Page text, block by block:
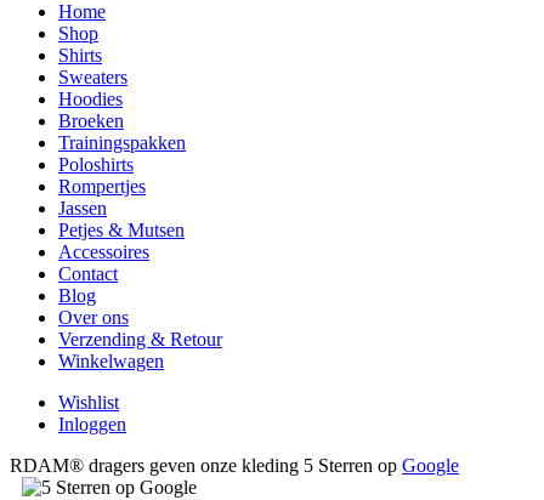
Home
Shop
Shirts
Sweaters
Hoodies
Broeken
Trainingspakken
Poloshirts
Rompertjes
Jassen
Petjes & Mutsen
Accessoires
Contact
Blog
Over ons
Verzending & Retour
Winkelwagen
Wishlist
Inloggen
RDAM® dragers geven onze kleding 5 Sterren op Google